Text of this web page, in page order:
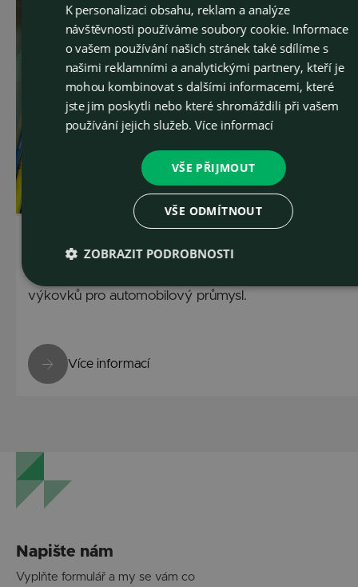
výkovků pro automobilový průmysl.
Více informací
Napište nám
Vyplňte formulář a my se vám co
K personalizaci obsahu, reklam a analýze
návštěvnosti používáme soubory cookie. Informace
o vašem používání našich stránek také sdílíme s
našimi reklamními a analytickými partnery, kteří je
mohou kombinovat s dalšími informacemi, které
jste jim poskytli nebo které shromáždili při vašem
používání jejich služeb. Více informací
VŠE PŘIJMOUT
VŠE ODMÍTNOUT
ZOBRAZIT PODROBNOSTI